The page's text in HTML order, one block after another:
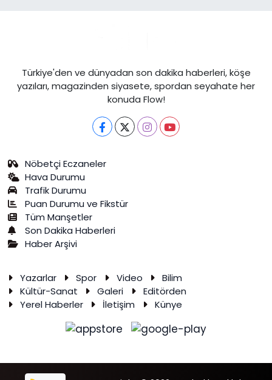
Türkiye'den ve dünyadan son dakika haberleri, köşe
yazıları, magazinden siyasete, spordan seyahate her
konuda Flow!
Nöbetçi Eczaneler
Hava Durumu
Trafik Durumu
Puan Durumu ve Fikstür
Tüm Manşetler
Son Dakika Haberleri
Haber Arşivi
Yazarlar Spor Video
Bilim
Kültür-Sanat
Galeri
Editörden
Yerel Haberler
İletişim Künye